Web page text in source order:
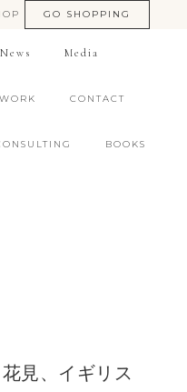
GO SHOPPING
News Media
WORK CONTACT
BOOKS
見、イギリス